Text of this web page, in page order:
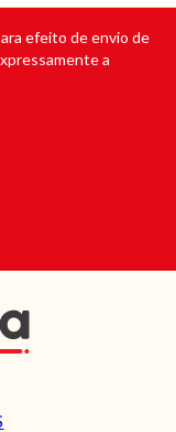
efeito de envio de
a